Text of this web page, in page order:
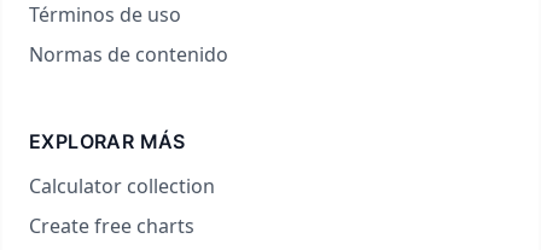
Términos de uso
Normas de contenido
EXPLORAR MÁS
Calculator collection
Create free charts